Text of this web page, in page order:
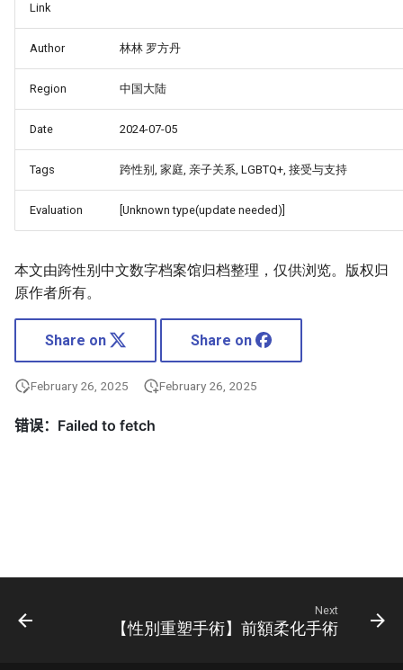
Link
Author 林林 罗方丹
Region 中国大陆
Date 2024-07-05
Tags 跨性别, 家庭, 亲子关系, LGBTQ+, 接受与支持
Evaluation [Unknown type(update needed)]
本文由跨性别中文数字档案馆归档整理，仅供浏览。版权归
原作者所有。
Share on Share on
February 26, 2025 February 26, 2025
Next
【性別重塑手術】前額柔化手術